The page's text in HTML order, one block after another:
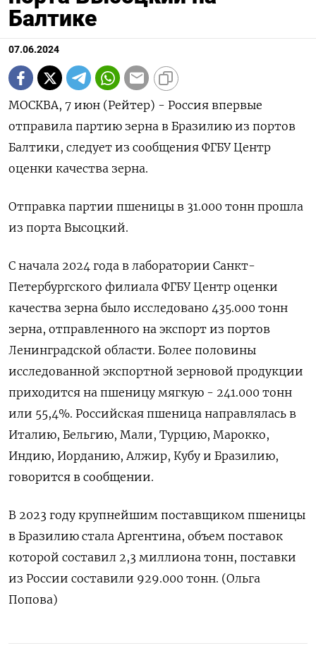
Балтике
07.06.2024
МОСКВА, 7 июн (Рейтер) - Россия впервые
отправила партию зерна в Бразилию из портов
Балтики, следует из сообщения ФГБУ Центр
оценки качества зерна.
Отправка партии пшеницы в 31.000 тонн прошла
из порта Высоцкий.
С начала 2024 года в лаборатории Санкт-
Петербургского филиала ФГБУ Центр оценки
качества зерна было исследовано 435.000 тонн
зерна, отправленного на экспорт из портов
Ленинградской области. Более половины
исследованной экспортной зерновой продукции
приходится на пшеницу мягкую - 241.000 тонн
или 55,4%. Российская пшеница направлялась в
Италию, Бельгию, Мали, Турцию, Марокко,
Индию, Иорданию, Алжир, Кубу и Бразилию,
говорится в сообщении.
В 2023 году крупнейшим поставщиком пшеницы
в Бразилию стала Аргентина, объем поставок
которой составил 2,3 миллиона тонн, поставки
из России составили 929.000 тонн. (Ольга
Попова)